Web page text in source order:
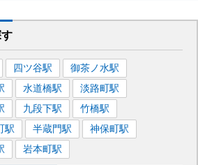
四ツ谷駅 御茶ノ水駅
水道橋駅 淡路町駅
九段下駅 竹橋駅
駅 半蔵門駅 神保町駅
岩本町駅